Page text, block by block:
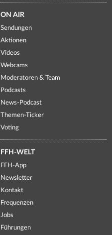
ON AIR
Sendungen
Aktionen
Videos
Webcams
Moderatoren & Team
Podcasts
News-Podcast
Themen-Ticker
Voting
FFH-WELT
FFH-App
Newsletter
Kontakt
Frequenzen
Jobs
Führungen